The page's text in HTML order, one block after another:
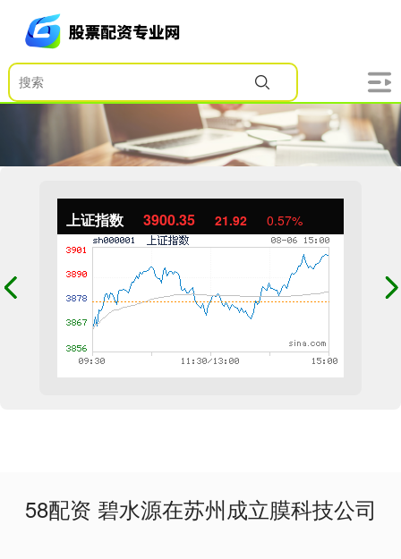
上证指数 3900.35 21.92 0.57%
58配资 碧水源在苏州成立膜科技公司